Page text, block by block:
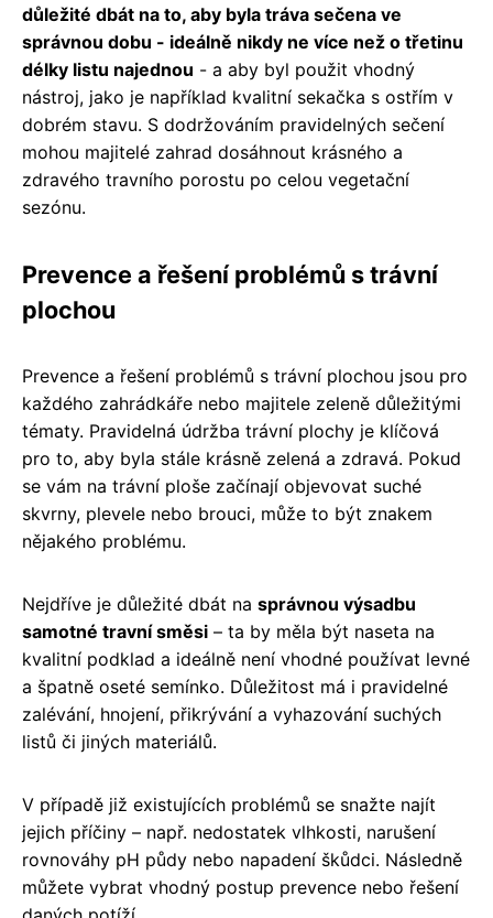
důležité dbát na to, aby byla tráva sečena ve
správnou dobu - ideálně nikdy ne více než o třetinu
délky listu najednou - a aby byl použit vhodný
nástroj, jako je například kvalitní sekačka s ostřím v
dobrém stavu. S dodržováním pravidelných sečení
mohou majitelé zahrad dosáhnout krásného a
zdravého travního porostu po celou vegetační
sezónu.
Prevence a řešení problémů s trávní
plochou
Prevence a řešení problémů s trávní plochou jsou pro
každého zahrádkáře nebo majitele zeleně důležitými
tématy. Pravidelná údržba trávní plochy je klíčová
pro to, aby byla stále krásně zelená a zdravá. Pokud
se vám na trávní ploše začínají objevovat suché
skvrny, plevele nebo brouci, může to být znakem
nějakého problému.
Nejdříve je důležité dbát na správnou výsadbu
samotné travní směsi – ta by měla být naseta na
kvalitní podklad a ideálně není vhodné používat levné
a špatně oseté semínko. Důležitost má i pravidelné
zalévání, hnojení, přikrývání a vyhazování suchých
listů či jiných materiálů.
V případě již existujících problémů se snažte najít
jejich příčiny – např. nedostatek vlhkosti, narušení
rovnováhy pH půdy nebo napadení škůdci. Následně
můžete vybrat vhodný postup prevence nebo řešení